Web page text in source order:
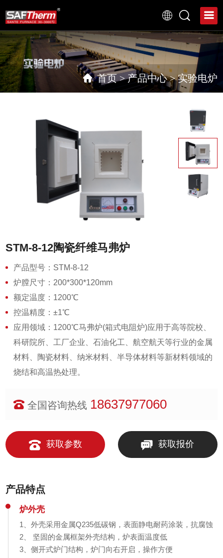
首页>产品中心>实验电炉
STM-8-12陶瓷纤维马弗炉
产品型号：STM-8-12
炉膛尺寸：200*300*120mm
额定温度：1200℃
控温精度：±1℃
应用领域：1200℃马弗炉(箱式电阻炉)应用于高等院校、
科研院所、工厂企业、石油化工、航空航天等行业的金属
材料、陶瓷材料、纳米材料、半导体材料等新材料领域的
烧结和高温热处理。
全国咨询热线 18637977060
获取参数 获取报价
产品特点
炉外壳
1、外壳采用金属Q235低碳钢，表面静电耐药涂装，抗腐蚀
2、 坚固的金属框架外壳结构，炉表面温度低
3、侧开式炉门结构，炉门向右开启，操作方便